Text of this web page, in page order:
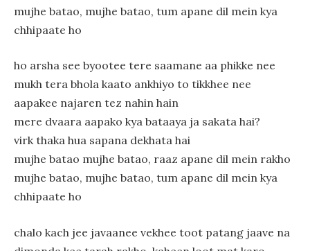
mujhe batao, mujhe batao, tum apane dil mein kya
chhipaate ho
ho arsha see byootee tere saamane aa phikke nee
mukh tera bhola kaato ankhiyo to tikkhee nee
aapakee najaren tez nahin hain
mere dvaara aapako kya bataaya ja sakata hai?
virk thaka hua sapana dekhata hai
mujhe batao mujhe batao, raaz apane dil mein rakho
mujhe batao, mujhe batao, tum apane dil mein kya
chhipaate ho
chalo kach jee javaanee vekhee toot patang jaave na